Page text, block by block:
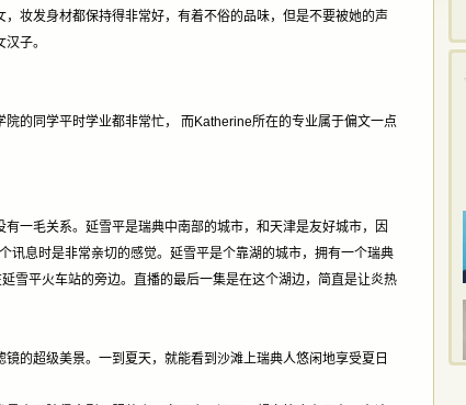
妆发身材都保持得非常好，有着不俗的品味，但是不要被她的声
子。
的同学平时学业都非常忙， 而Katherine所在的专业属于偏文一点
一毛关系。延雪平是瑞典中南部的城市，和天津是友好城市，因
讯息时是非常亲切的感觉。延雪平是个靠湖的城市，拥有一个瑞典
雪平火车站的旁边。直播的最后一集是在这个湖边，简直是让炎热
的超级美景。一到夏天，就能看到沙滩上瑞典人悠闲地享受夏日